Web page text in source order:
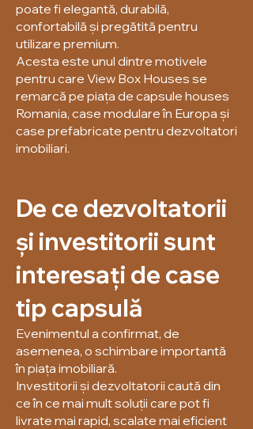
poate fi elegantă, durabilă,
confortabilă și pregătită pentru
utilizare premium.
Acesta este unul dintre motivele
pentru care View Box Houses se
remarcă pe piața de capsule houses
Romania, case modulare în Europa și
case prefabricate pentru dezvoltatori
imobiliari.
De ce dezvoltatorii
și investitorii sunt
interesați de case
tip capsulă
Evenimentul a confirmat, de
asemenea, o schimbare importantă
în piața imobiliară.
Investitorii și dezvoltatorii caută din
ce în ce mai mult soluții care pot fi
livrate mai rapid, scalate mai eficient